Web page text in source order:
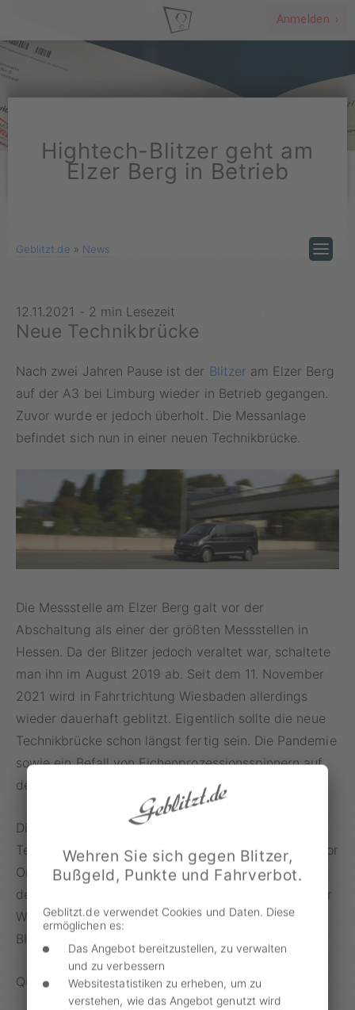
Anmelden ›
Hightech-Blitzer geht am
Elzer Berg in Betrieb
Geblitzt.de » News
12.11.2021 - 2 min Lesezeit
Neue Technikbrücke
Nach zwei Jahren Pause ist der Blitzer am Elzer Berg
auf der A3 bei Limburg wieder in Betrieb gegangen.
Zuvor wurde er jedoch überholt. Die Messanlage
befindet sich nun in einer neuen Technikbrücke.
Die Messstelle am Elzer Berg galt vor der
Abschaltung als einer der größten Messstellen in
Hessen. Da der Blitzer jedoch veraltet war, schaltete
man ihn im August 2019 ab. Seit dem 11. November
2021 wird in Fahrtrichtung Wiesbaden allerdings
wieder dauerhaft geblitzt. Eigentlich sollte die neue
Technikbrücke schon längst fertig sein. Die Pandemie
sowie ein Befall von Eichenprozessionsspinnern auf
der Baustelle verzögerten den Ablauf.
Die moderne Technik der Brücke übermittelt
Tempoverstöße automatisch und muss nicht mehr vor
Ort abgelesen werden. Damit soll die Polizeiarbeit
deutlich erleichtert werden. Weiterhin sollen weniger
Wartungsarbeiten nötig sein. Gekostet hat der neue
Blitzer 1,1 Millionen Euro.
Quelle: hessenschau.de
Wehren Sie sich gegen Blitzer,
Bußgeld, Punkte und Fahrverbot.
Geblitzt.de verwendet Cookies und Daten. Diese
ermöglichen es:
Das Angebot bereitzustellen, zu verwalten
und zu verbessern
Websitestatistiken zu erheben, um zu
verstehen, wie das Angebot genutzt wird